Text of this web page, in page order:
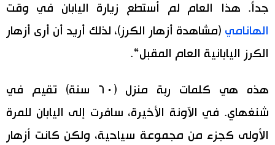
جداً. هذا العام لم أستطع زيارة اليابان في وقت
الهانامي (مشاهدة أزهار الكرز)، لذلك أريد أن أرى أزهار
الكرز اليابانية العام المقبل“.
هذه هي كلمات ربة منزل (٦٠ سنة) تقيم في
شنغهاي. في الآونة الأخيرة، سافرت إلى اليابان للمرة
الأولى كجزء من مجموعة سياحية، ولكن كانت أزهار